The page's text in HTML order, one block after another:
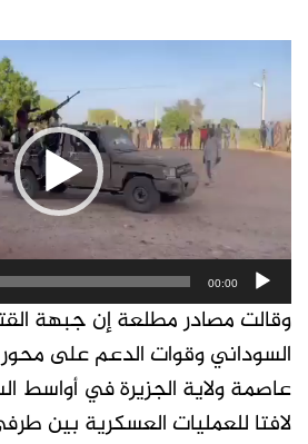
الفيديو
00:00
وقالت مصادر مطلعة إن جبهة
السوداني وقوات الدعم على
عاصمة ولاية الجزيرة في أواسط
لافتا للعمليات العسكرية بين